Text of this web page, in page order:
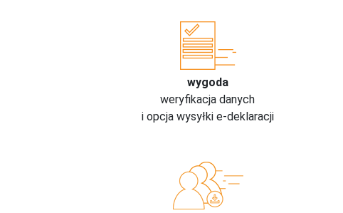
wygoda
weryfikacja danych
i opcja wysyłki e-deklaracji